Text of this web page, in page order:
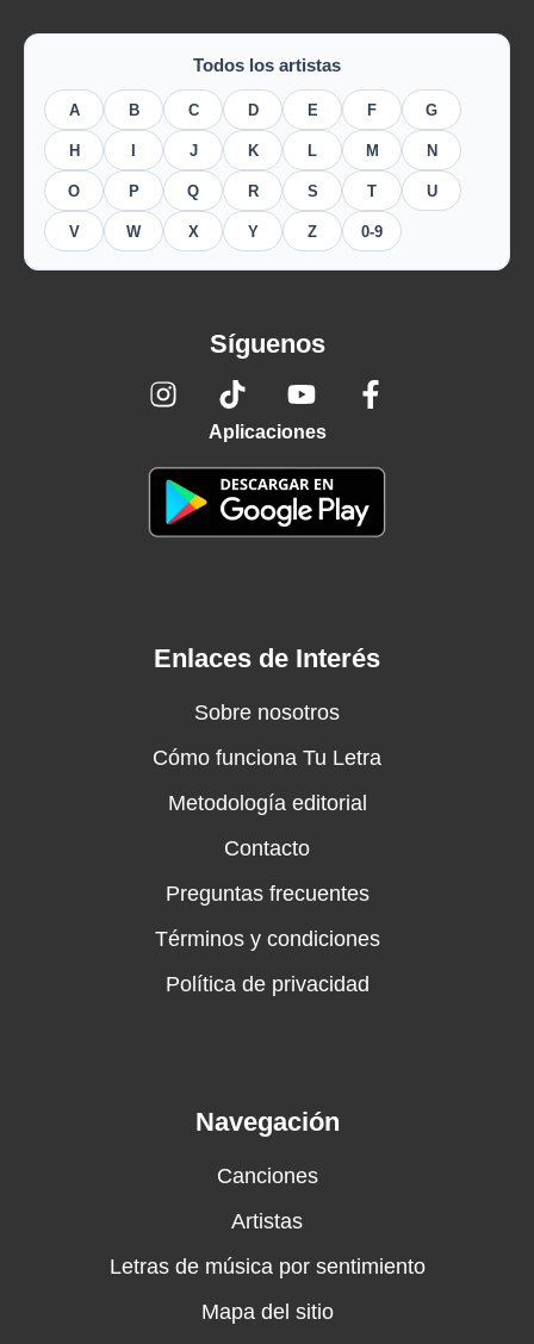
Todos los artistas
A B C D E F G
H J K L M N
O P Q R S T U
V W X Y Z 0-9
Síguenos
Aplicaciones
Enlaces de Interés
Sobre nosotros
Cómo funciona Tu Letra
Metodología editorial
Contacto
Preguntas frecuentes
Términos y condiciones
Política de privacidad
Navegación
Canciones
Artistas
Letras de música por sentimiento
Mapa del sitio